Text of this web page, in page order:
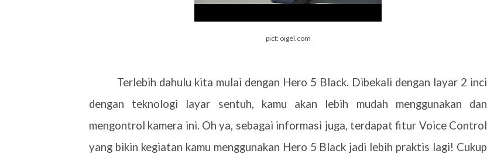
pict: oigel.com
Terlebih dahulu kita mulai dengan Hero 5 Black. Dibekali dengan layar 2 inci
dengan teknologi layar sentuh, kamu akan lebih mudah menggunakan dan
mengontrol kamera ini. Oh ya, sebagai informasi juga, terdapat fitur Voice Control
yang bikin kegiatan kamu menggunakan Hero 5 Black jadi lebih praktis lagi! Cukup